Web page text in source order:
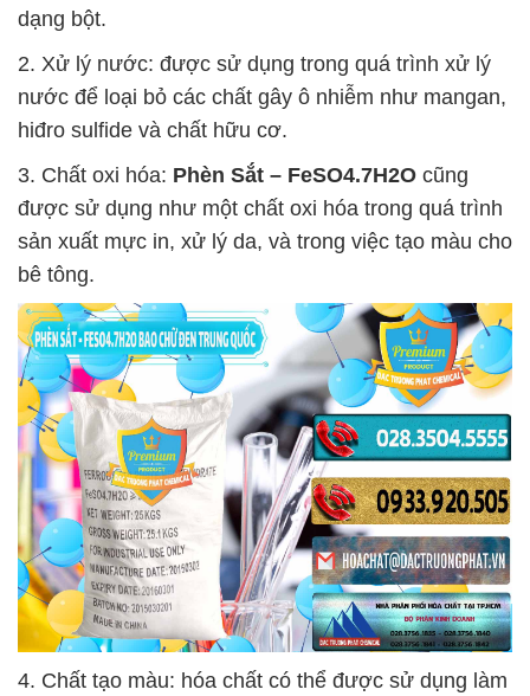
dạng bột.
2. Xử lý nước: được sử dụng trong quá trình xử lý
nước để loại bỏ các chất gây ô nhiễm như mangan,
hiđro sulfide và chất hữu cơ.
3. Chất oxi hóa: Phèn Sắt – FeSO4.7H2O cũng
được sử dụng như một chất oxi hóa trong quá trình
sản xuất mực in, xử lý da, và trong việc tạo màu cho
bê tông.
4. Chất tạo màu: hóa chất có thể được sử dụng làm